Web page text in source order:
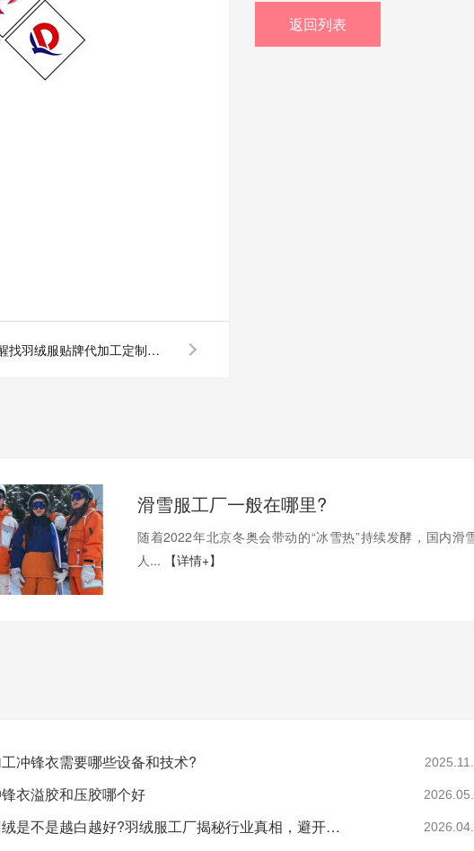
睿牛制衣提醒找羽绒服贴牌代加工定制小心避免采坑
返回列表
滑雪服工厂一般在哪里?
随着2022年北京冬奥会带动的“冰雪热”持续发酵，国内滑
人...
【详情+】
冲锋衣需要哪些设备和技术?
衣溢胶和压胶哪个好
羽绒是不是越白越好?羽绒服工厂揭秘行业真相，避开漂白绒陷阱